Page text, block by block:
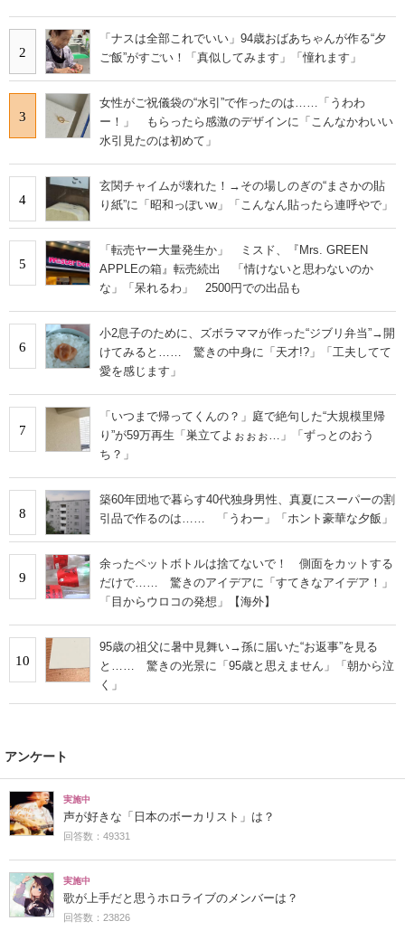
2
「ナスは全部これでいい」94歳おばあちゃんが作る“夕
ご飯”がすごい！「真似してみます」「憧れます」
3
女性がご祝儀袋の“水引”で作ったのは……「うわわ
ー！」 もらったら感激のデザインに「こんなかわいい
水引見たのは初めて」
4
玄関チャイムが壊れた！→その場しのぎの“まさかの貼
り紙”に「昭和っぽいw」「こんなん貼ったら連呼やで」
5
「転売ヤー大量発生か」 ミスド、『Mrs. GREEN
APPLEの箱』転売続出 「情けないと思わないのか
な」「呆れるわ」 2500円での出品も
6
小2息子のために、ズボラママが作った“ジブリ弁当”→開
けてみると…… 驚きの中身に「天才!?」「工夫してて
愛を感じます」
7
「いつまで帰ってくんの？」庭で絶句した“大規模里帰
り”が59万再生「巣立てよぉぉぉ…」「ずっとのおう
ち？」
8
築60年団地で暮らす40代独身男性、真夏にスーパーの割
引品で作るのは…… 「うわー」「ホント豪華な夕飯」
9
余ったペットボトルは捨てないで！ 側面をカットする
だけで…… 驚きのアイデアに「すてきなアイデア！」
「目からウロコの発想」【海外】
10
95歳の祖父に暑中見舞い→孫に届いた“お返事”を見る
と…… 驚きの光景に「95歳と思えません」「朝から泣
く」
アンケート
実施中
声が好きな「日本のボーカリスト」は？
回答数：49331
実施中
歌が上手だと思うホロライブのメンバーは？
回答数：23826